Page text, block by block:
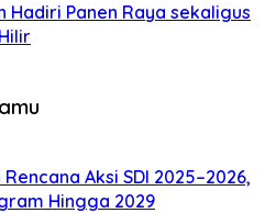
Hadiri Panen Raya sekaligus
Aksi SDI 2025–2026,
Hingga 2029